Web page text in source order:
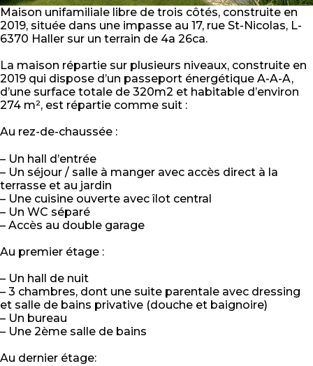
Maison unifamiliale libre de trois côtés, construite en
2019, située dans une impasse au 17, rue St-Nicolas, L-
6370 Haller sur un terrain de 4a 26ca.
La maison répartie sur plusieurs niveaux, construite en
2019 qui dispose d’un passeport énergétique A-A-A,
d’une surface totale de 320m2 et habitable d’environ
274 m², est répartie comme suit :
Au rez-de-chaussée :
– Un hall d’entrée
– Un séjour / salle à manger avec accès direct à la
terrasse et au jardin
– Une cuisine ouverte avec îlot central
– Un WC séparé
– Accès au double garage
Au premier étage :
– Un hall de nuit
– 3 chambres, dont une suite parentale avec dressing
et salle de bains privative (douche et baignoire)
– Un bureau
– Une 2ème salle de bains
Au dernier étage: